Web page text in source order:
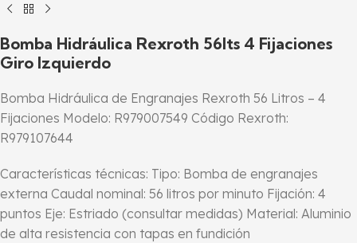
Bomba Hidráulica Rexroth 56lts 4 Fijaciones
Giro Izquierdo
Bomba Hidráulica de Engranajes Rexroth 56 Litros – 4
Fijaciones Modelo: R979007549 Código Rexroth:
R979107644
Características técnicas: Tipo: Bomba de engranajes
externa Caudal nominal: 56 litros por minuto Fijación: 4
puntos Eje: Estriado (consultar medidas) Material: Aluminio
de alta resistencia con tapas en fundición